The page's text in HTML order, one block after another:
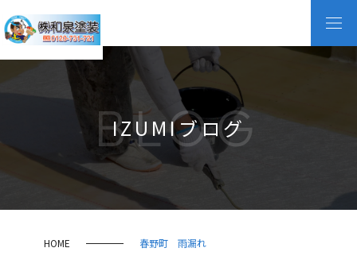
IZUMIブログ
BLOG
HOME 春野町 雨漏れ